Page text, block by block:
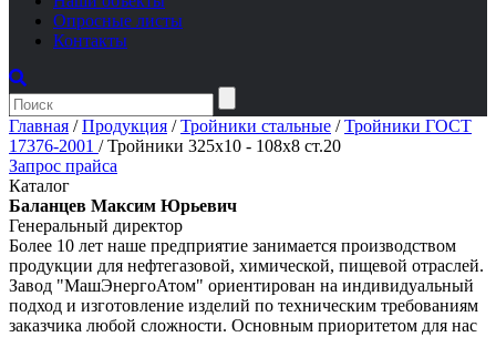
Опросные листы
Контакты
Главная /Продукция /Тройники стальные /Тройники ГОСТ
17376-2001 /Тройники 325х10 - 108х8 ст.20
Запрос прайса
Каталог
Баланцев Максим Юрьевич
Генеральный директор
Более 10 лет наше предприятие занимается производством
продукции для нефтегазовой, химической, пищевой отраслей.
Завод "МашЭнергоАтом" ориентирован на индивидуальный
подход и изготовление изделий по техническим требованиям
заказчика любой сложности. Основным приоритетом для нас